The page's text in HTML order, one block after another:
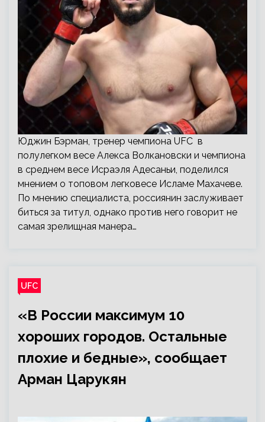
Юджин Бэрман, тренер чемпиона UFC в
полулегком весе Алекса Волкановски и чемпиона
в среднем весе Исраэля Адесаньи, поделился
мнением о топовом легковесе Исламе Махачеве.
По мнению специалиста, россиянин заслуживает
биться за титул, однако против него говорит не
самая зрелищная манера…
UFC
«В России максимум 10
хороших городов. Остальные
плохие и бедные», сообщает
Арман Царукян